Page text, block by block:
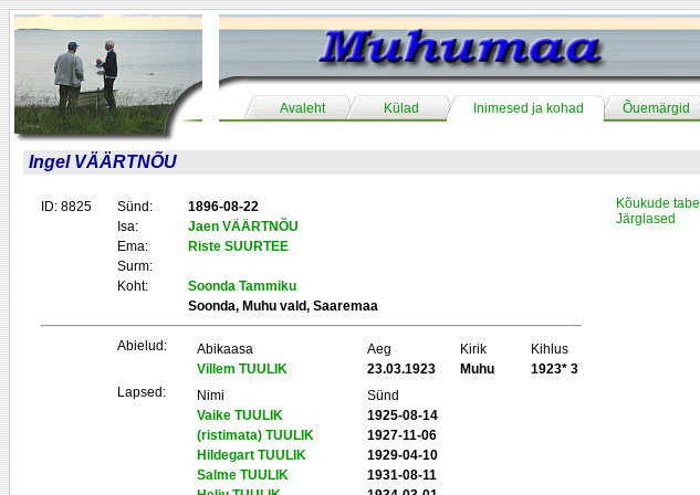
Avaleht Külad Inimesed ja kohad Õuemärgid
Ingel VÄÄRTNÕU
ID: 8825 Sünd:
1896-08-22
Isa:
Jaen VÄÄRTNÕU
Ema:
Riste SUURTEE
Surm:
Koht:
Soonda Tammiku
Soonda, Muhu vald, Saaremaa
Abielud: Abikaasa Aeg Kirik
Kihlus
Villem TUULIK
23.03.1923 Muhu
1923* 3
Lapsed:
Nimi
Sünd
Vaike TUULIK
1925-08-14
(ristimata) TUULIK
1927-11-06
Hildegart TUULIK
1929-04-10
Salme TUULIK
1931-08-11
Kõukude tabel
Järglased